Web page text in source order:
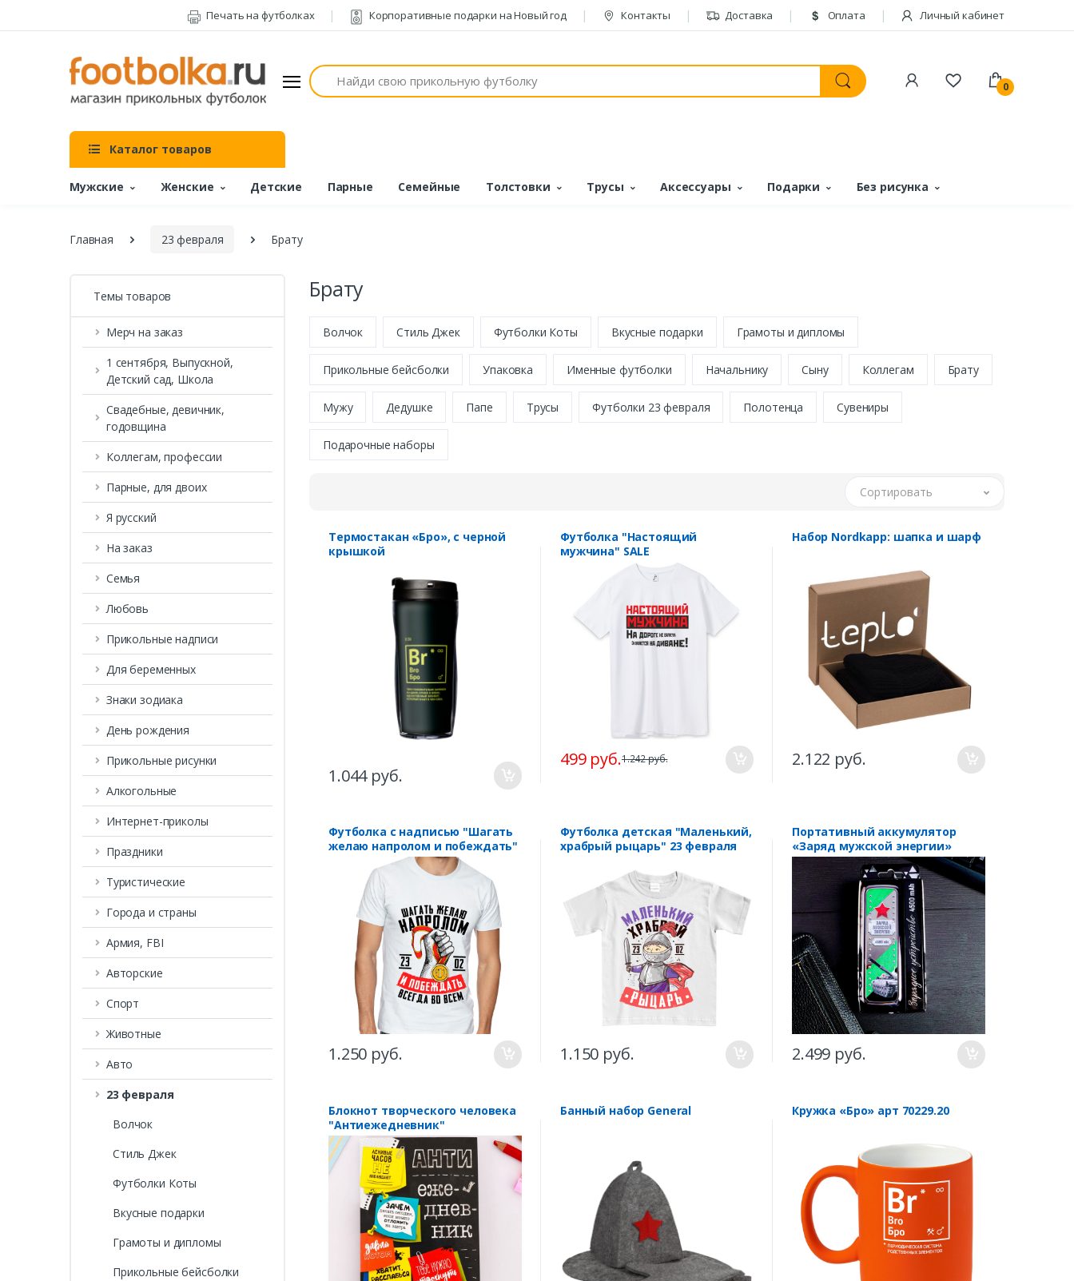
Печать на футболках Корпоративные подарки на Новый год Контакты Доставка Оплата Личный кабинет
Поиск
0
Каталог товаров
Мужские Женские Детские Парные Семейные Толстовки Трусы Аксессуары Подарки Без рисунка
Главная 23 февраля Брату
Темы товаров
Мерч на заказ
1 сентября, Выпускной,
Детский сад, Школа
Свадебные, девичник,
годовщина
Коллегам, профессии
Парные, для двоих
Я русский
На заказ
Семья
Любовь
Прикольные надписи
Для беременных
Знаки зодиака
День рождения
Прикольные рисунки
Алкогольные
Интернет-приколы
Праздники
Туристические
Города и страны
Армия, FBI
Авторские
Спорт
Животные
Авто
23 февраля
Волчок
Стиль Джек
Футболки Коты
Вкусные подарки
Грамоты и дипломы
Прикольные бейсболки
Брату
Волчок Стиль Джек Футболки Коты Вкусные подарки Грамоты и дипломы
Прикольные бейсболки Упаковка Именные футболки Начальнику Сыну Коллегам Брату
Мужу Дедушке Папе Трусы Футболки 23 февраля Полотенца Сувениры
Подарочные наборы
Сортировать
Термостакан «Бро», с черной
крышкой
1.044 руб.
Футболка "Настоящий
мужчина" SALE
499 руб.1.242 руб.
Набор Nordkapp: шапка и шарф
2.122 руб.
Футболка с надписью "Шагать
желаю напролом и побеждать"
1.250 руб.
Футболка детская "Маленький,
храбрый рыцарь" 23 февраля
1.150 руб.
Портативный аккумулятор
«Заряд мужской энергии»
2.499 руб.
Блокнот творческого человека
"Антиежедневник"
Банный набор General Кружка «Бро» арт 70229.20